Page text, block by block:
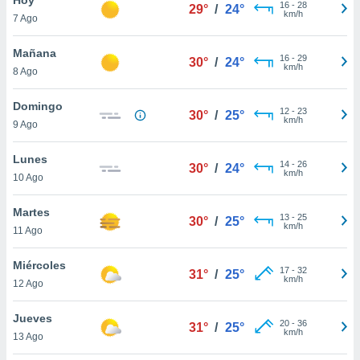
en
más
nuestra
de
cookies
aceptar
7 Ago
29° / 24° 16- 28
km/h
Mañana
8 Ago
30° / 24° 16- 29
km/h
Domingo
9 Ago
30° / 25° 12- 23
km/h
Lunes
10 Ago
30° / 24° 14- 26
km/h
Martes
11 Ago
30° / 25° 13- 25
km/h
Miércoles
12 Ago
31° / 25° 17- 32
km/h
Jueves
13 Ago
31° / 25° 20- 36
km/h